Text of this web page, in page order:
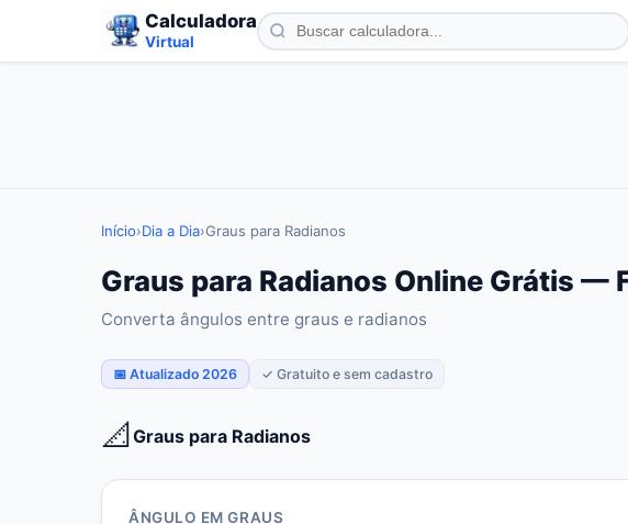
Calculadora
Virtual
Início›Dia a Dia›Graus para Radianos
Graus para Radianos Online Grátis —
Converta ângulos entre graus e radianos
📅 Atualizado 2026 ✓ Gratuito e sem cadastro
📐 Graus para Radianos
ÂNGULO EM GRAUS